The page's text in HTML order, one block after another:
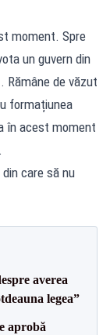
moment. Spre
un guvern din
Rămâne de văzut
formațiunea
în acest moment
care să nu
averea
legea”
aprobă